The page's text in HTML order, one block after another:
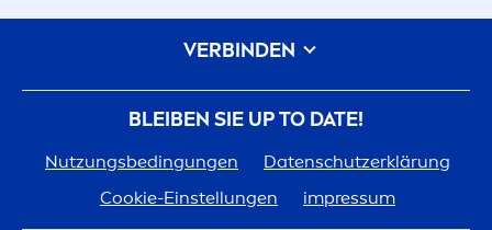
BLEIBEN SIE UP TO DATE!
Nutzungsbedingungen
Datenschutzerklärung
Cookie-Einstellungen
impressum
VERBINDEN